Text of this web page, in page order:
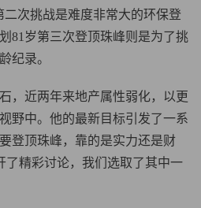
二次挑战是难度非常大的环保登
81岁第三次登顶珠峰则是为了挑
纪录。
，近两年来地产属性弱化，以更
野中。他的最新目标引发了一系
登顶珠峰，靠的是实力还是财
了精彩讨论，我们选取了其中一